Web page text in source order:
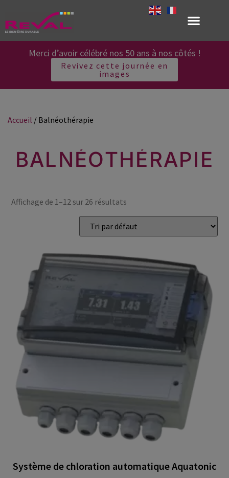
Merci d’avoir célébré nos 50 ans à nos côtés !
Revivez cette journée en
images
Accueil / Balnéothérapie
BALNÉOTHÉRAPIE
Affichage de 1–12 sur 26 résultats
Système de chloration automatique Aquatonic